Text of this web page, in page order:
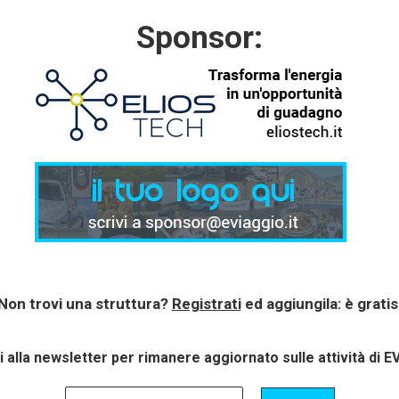
Sponsor:
trovi una struttura? Registratied aggiungila: è
alla newsletter per rimanere aggiornato sulle attività di